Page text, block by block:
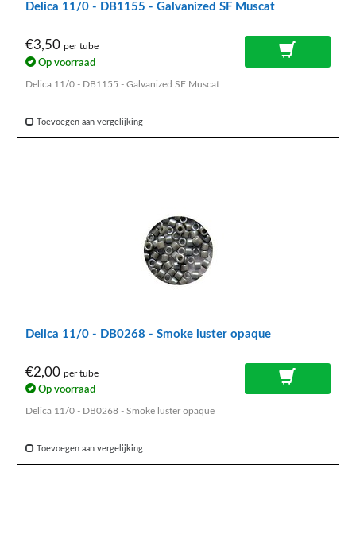
Delica 11/0 - DB1155 - Galvanized SF Muscat
€3,50 per tube
Op voorraad
Delica 11/0 - DB1155 - Galvanized SF Muscat
Toevoegen aan vergelijking
Delica 11/0 - DB0268 - Smoke luster opaque
€2,00 per tube
Op voorraad
Delica 11/0 - DB0268 - Smoke luster opaque
Toevoegen aan vergelijking